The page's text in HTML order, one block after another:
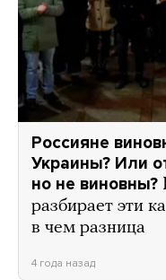
Россияне
Украины? Или
но не виновны?
разбирает эти
в чем разница
4 года назад